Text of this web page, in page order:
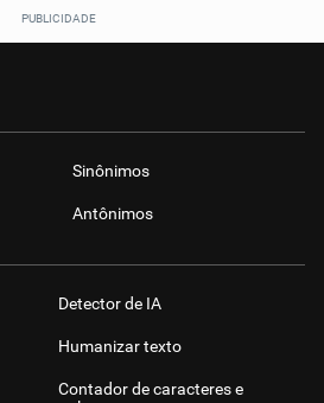
Sinônimos
Antônimos
Detector de IA
Humanizar texto
Contador de caracteres e